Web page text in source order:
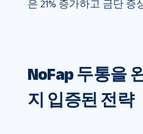
은 21% 증가하고 금단 증
NoFap 두통을
지 입증된 전략